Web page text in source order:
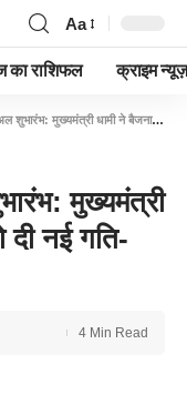
Aa
राशिफल क्राइम न्यूज़
धामी ने बैजनाथ के विकास को दी नई गति-Newsnetra
मुख्यमंत्री
नई गति-
4 Min Read